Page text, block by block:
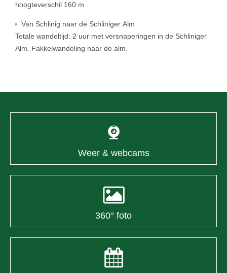
hoogteverschil 160 m
Van Schlinig naar de Schliniger Alm
Totale wandeltijd: 2 uur met versnaperingen in de Schliniger
Alm. Fakkelwandeling naar de alm.
Weer & webcams
360° foto